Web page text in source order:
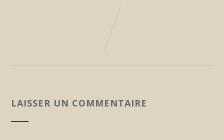
LAISSER UN COMMENTAIRE